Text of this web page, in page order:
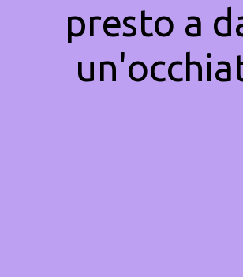
presto a